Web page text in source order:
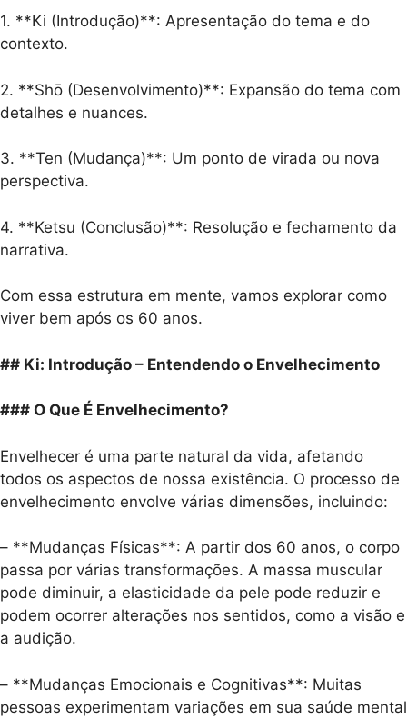
1. **Ki (Introdução)**: Apresentação do tema e do
contexto.
2. **Shō (Desenvolvimento)**: Expansão do tema com
detalhes e nuances.
3. **Ten (Mudança)**: Um ponto de virada ou nova
perspectiva.
4. **Ketsu (Conclusão)**: Resolução e fechamento da
narrativa.
Com essa estrutura em mente, vamos explorar como
viver bem após os 60 anos.
## Ki: Introdução – Entendendo o Envelhecimento
### O Que É Envelhecimento?
Envelhecer é uma parte natural da vida, afetando
todos os aspectos de nossa existência. O processo de
envelhecimento envolve várias dimensões, incluindo:
– **Mudanças Físicas**: A partir dos 60 anos, o corpo
passa por várias transformações. A massa muscular
pode diminuir, a elasticidade da pele pode reduzir e
podem ocorrer alterações nos sentidos, como a visão e
a audição.
– **Mudanças Emocionais e Cognitivas**: Muitas
pessoas experimentam variações em sua saúde mental